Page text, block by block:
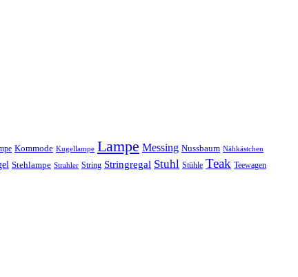
Kommode Kugellampe Lampe Messing Nussbaum Nähkästchen
Stehlampe Strahler String Stringregal Stuhl Stühle Teak Teewagen